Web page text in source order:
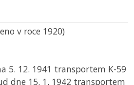
v roce 1920)
5. 12. 1941 transportem K-59
dne 15. 1. 1942 transportem